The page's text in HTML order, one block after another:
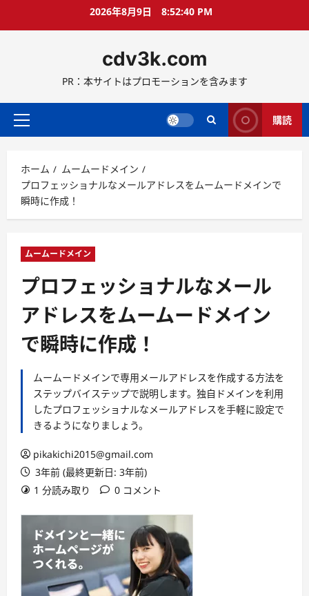
ス
ッ
2026年8月9日 8:52:41 PM
cdv3k.com
PR：本サイトはプロモーションを含みます
メ
メ
ニ
ュ
ー
購読
ホーム
ムームードメイン
プロフェッショナルなメールアドレスをムームードメインで
瞬時に作成！
ムームードメイン
プロフェッショナルなメール
アドレスをムームードメイン
で瞬時に作成！
ムームードメインで専用メールアドレスを作成する方法を
ステップバイステップで説明します。独自ドメインを利用
したプロフェッショナルなメールアドレスを手軽に設定で
きるようになりましょう。
pikakichi2015@gmail.com
3年前 (最終更新日: 3年前)
1 分読み取り
0 コメント